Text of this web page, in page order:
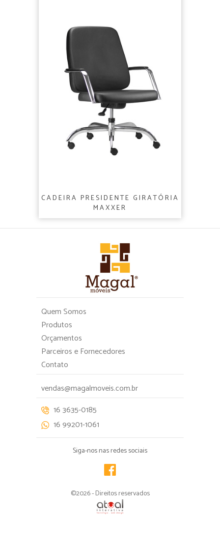
CADEIRA PRESIDENTE GIRATÓRIA
MAXXER
Quem Somos
Produtos
Orçamentos
Parceiros e Fornecedores
Contato
vendas@magalmoveis.com.br
16 3635-0185
16 99201-1061
Siga-nos nas redes sociais
©2026 -Direitos reservados